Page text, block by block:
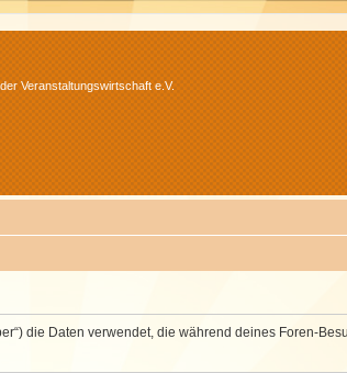
Veranstaltungswirtschaft e.V.
die Daten verwendet, die während deines Foren-